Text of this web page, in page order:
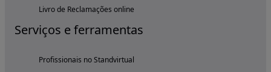
Livro de Reclamações online
Serviços e ferramentas
Profissionais no Standvirtual